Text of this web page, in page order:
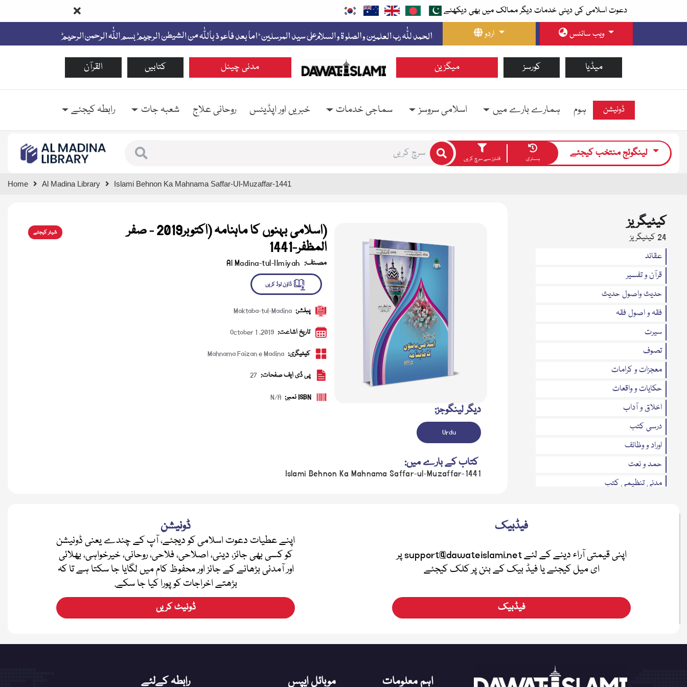
دعوت اسلامی کی دینی خدمات دیگر ممالک میں بھی دیکھئے
اردو
ویب سائٹس
القرآن کتابیں مدنی چینل میگزین کورسز میڈیا
ہوم ہمارے بارے میں اسلامی سروسز سماجی خدمات خبریں اور اپڈیٹس روحانی علاج شعبہ جات رابطہ کیجئے ڈونیشن
فلٹرز سے سرچ کریں ہسٹری لینگوئج منتخب کیجئے
Home Al Madina Library Islami Behnon Ka Mahnama Saffar-Ul-Muzaffar-1441
کیٹیگریز
24 کیٹیگریز
عقائد
قرآن و تفسیر
حدیث واصول حدیث
فقہ و اصول فقہ
سیرت
تصوف
معجزات و کرامات
حکایات و واقعات
اخلاق و آداب
درسی کتب
اوراد و وظائف
حمد و نعت
مدنی تنظیمی کتب
صلہ رحمی
(اسلامی بہنوں کا ماہنامہ (اکتوبر2019 - صفر
المظفر-1441
شیئر کیجئے
مصنف: Al Madina-tul-Ilmiyah
ڈاؤن لوڈ کریں
پبلشر: Maktaba-tul-Madina
تاریخ اشاعت: October 1 ,2019
کیٹیگری: Mahnama Faizan e Madina
پی ڈی ایف صفحات: 27
ISBN نمبر: N/A
دیگر لینگوجز:
Urdu
کتاب کے بارے میں:
Islami Behnon Ka Mahnama Saffar-ul-Muzaffar-1441
فیڈبیک
اپنی قیمتی آراء دینے کے لئے support@dawateislami.net پر
ای میل کیجئے یا فیڈ بیک کے بٹن پر کلک کیجئے
فیڈبیک
ڈونیشن
اپنے عطیات دعوت اسلامی کو دیجئے، آپ کے چندے یعنی ڈونیشن
کو کسی بھی جائز، دینی، اصلاحی، فلاحی، روحانی، خیرخواہی، بھلائی
اور آمدنی بڑھانے کے جائز اور محفوظ کام میں لگایا جا سکتا ہے تا کہ
بڑھتے اخراجات کو پورا کیا جا سکے.
ڈونیٹ کریں
اہم معلومات موبائل ایپس رابطہ کےلئے